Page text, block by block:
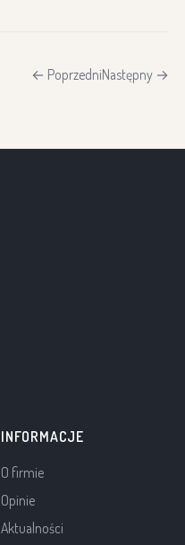
← PoprzedniNastępny →
INFORMACJE
O firmie
Opinie
Aktualności